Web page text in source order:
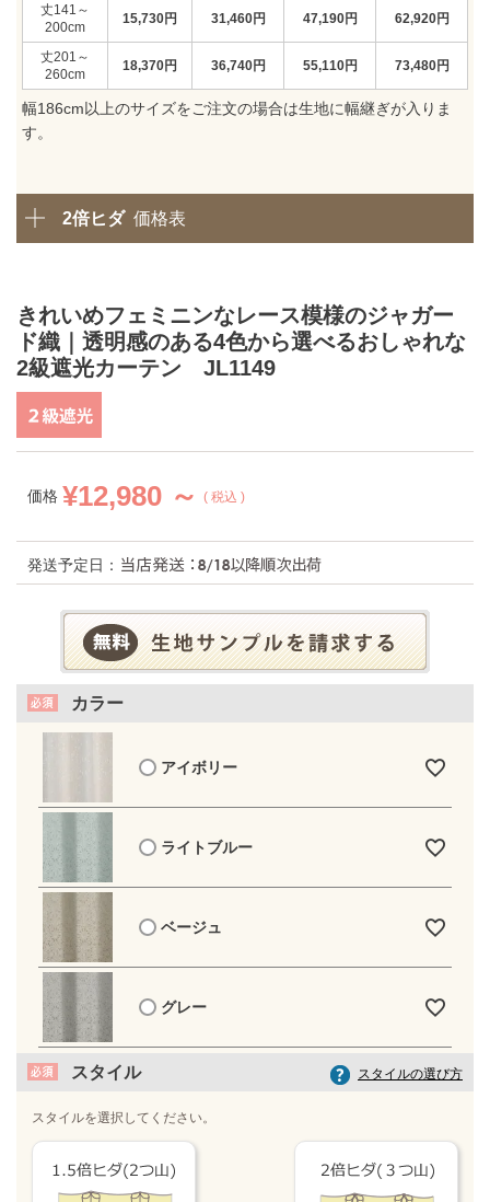
141～
200
15,730円 31,460円 47,190円 62,920円
201～
260
18,370円 36,740円 55,110円 73,480円
幅186cm以上のサイズをご注文の場合は生地に幅継ぎが入りま
す。
2倍ヒダ 価格表
きれいめフェミニンなレース模様のジャガー
ド織｜透明感のある4色から選べるおしゃれな
2級遮光カーテン JL1149
価格 ¥12,980 ～ 税込
発送予定日：
カラー
アイボリー
ライトブルー
ベージュ
グレー
スタイル スタイルの選び方
スタイルを選択してください。